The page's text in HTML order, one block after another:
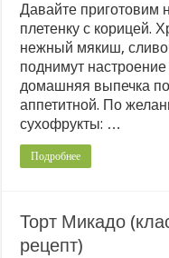
Давайте приготовим
плетенку с корицей.
нежный мякиш,
поднимут
домашняя выпечка
аппетитной. По
сухофрукты: …
Подробнее
Торт Микадо
рецепт)